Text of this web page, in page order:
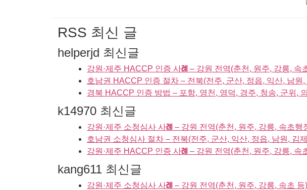
RSS 최신 글
helperjd 최신글
강원·제주 HACCP 인증 사례 – 강원 전역(춘천, 원주, 강릉,
호남권 HACCP 인증 절차 – 전북(전주, 군산, 정읍, 익산, 남
경북 HACCP 인증 방법 – 포항, 영천, 영덕, 경주, 청송, 군위,
k14970 최신글
강원·제주 소청심사 사례 – 강원 전역(춘천, 원주, 강릉, 속초
호남권 소청심사 절차 – 전북(전주, 군산, 익산, 정읍, 남원, 김
강원·제주 HACCP 인증 사례 – 강원 전역(춘천, 원주, 강릉,
kang611 최신글
강원·제주 소청심사 사례 – 강원 전역(춘천, 원주, 강릉, 속초